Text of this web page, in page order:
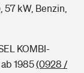
57 kW, Benzin,
KOMBI-
1985(0928 /